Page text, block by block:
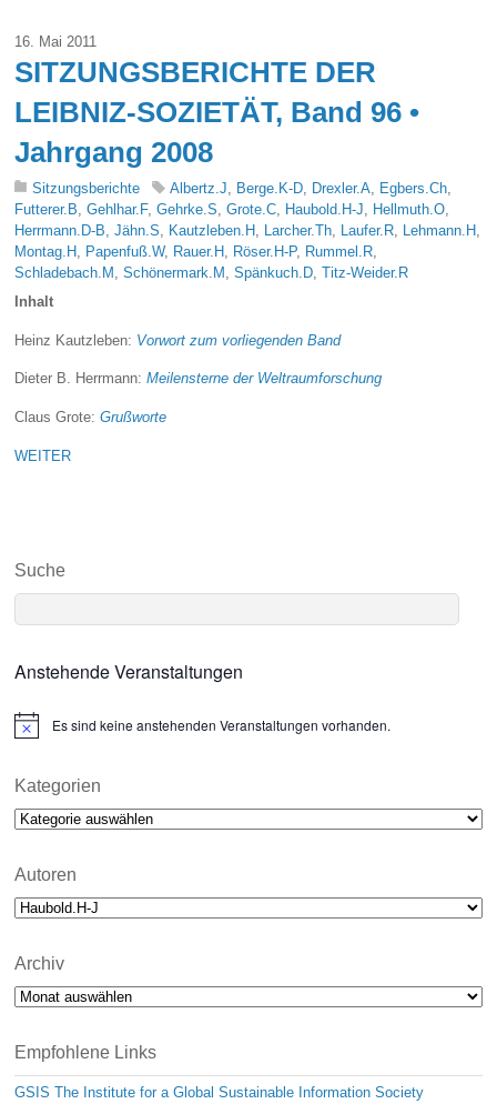
16. Mai 2011
SITZUNGSBERICHTE DER
LEIBNIZ-SOZIETÄT, Band 96 •
Jahrgang 2008
Sitzungsberichte Albertz.J, Berge.K-D, Drexler.A, Egbers.Ch,
Futterer.B,Gehlhar.F,Gehrke.S,Grote.C, Haubold.H-J, Hellmuth.O,
Herrmann.D-B,Jähn.S, Kautzleben.H , Larcher.Th, Laufer.R, Lehmann.H ,
Montag.H , Papenfuß.W, Rauer.H , Röser.H-P, Rummel.R,
Schladebach.M ,Schönermark.M ,Spänkuch.D,Titz-Weider.R
Inhalt
Heinz Kautzleben: Vorwort zum vorliegenden Band
Dieter B. Herrmann:Meilensterne der Weltraumforschung
Claus Grote:Grußworte
WEITER
Suche
Anstehende Veranstaltungen
N
i
e
Es sind keine anstehenden Veranstaltungen vorhanden.
Kategorien
Kategorien
Autoren
Archiv
Archiv
Empfohlene Links
GSIS The Institute for a Global Sustainable Information Society